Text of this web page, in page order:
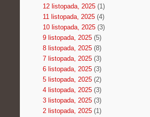
12 listopada, 2025(1)
11 listopada, 2025(4)
10 listopada, 2025(3)
9 listopada, 2025(5)
8 listopada, 2025(8)
7 listopada, 2025(3)
6 listopada, 2025(3)
5 listopada, 2025(2)
4 listopada, 2025(3)
3 listopada, 2025(3)
2 listopada, 2025(1)